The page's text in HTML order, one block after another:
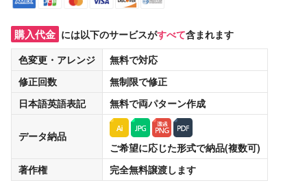
購入代金 には以下のサービスがすべて含まれます
色変更・アレンジ
無料で対応
修正回数
無制限で修正
日本語英語表記
無料で両パターン作成
データ納品
ご希望に応じた形式で納品(複数可)
著作権
完全無料譲渡します